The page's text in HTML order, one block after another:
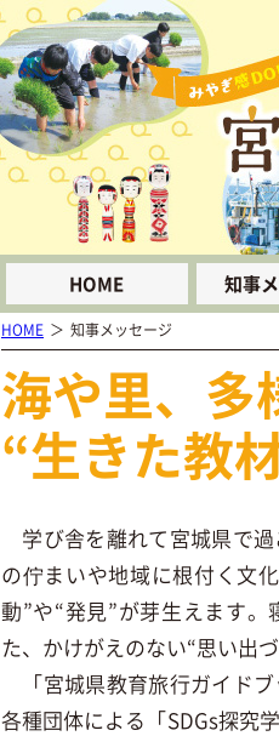
HOME 知事
HOME 知事メッセージ
海や里、多
“生きた教
学び舎を離れて宮城県で
の佇まいや地域に根付く文
動”や“発見”が芽生えます
た、かけがえのない“思い出
「宮城県教育旅行ガイド
各種団体による「SDGs探究